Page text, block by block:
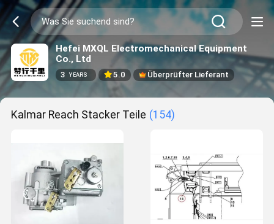
Hefei MXQL Electromechanical Equipment
Co., Ltd
3 YEARS 5.0 Überprüfter Lieferant
Kalmar Reach Stacker Teile (154)